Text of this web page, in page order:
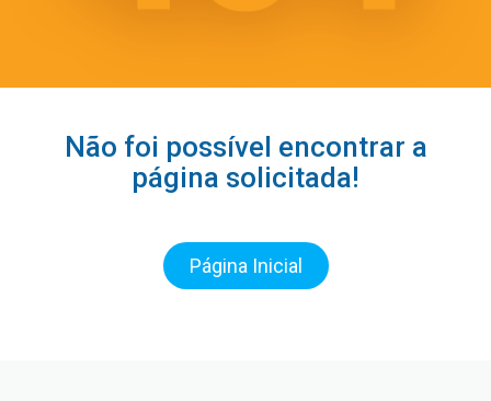
Não foi possível encontrar a
página solicitada!
Página Inicial